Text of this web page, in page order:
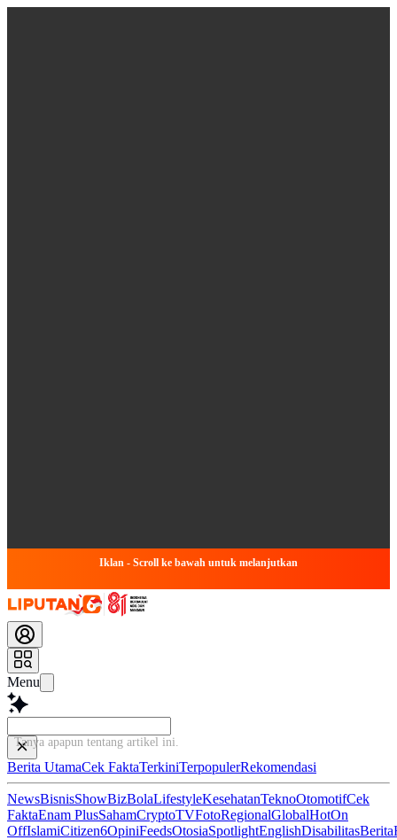
Iklan - Scroll ke bawah untuk melanjutkan
Menu
Tanya apapun tentang arti
Berita UtamaCek FaktaTerkiniTerpopulerRekomendasi
NewsBisnisShowBizBolaLifestyleKesehatanTeknoOtomotifCek
FaktaEnam PlusSahamCryptoTVFotoRegionalGlobalHotOn
OffIslamiCitizen6OpiniFeedsOtosiaSpotlightEnglishDisabilitasBerita